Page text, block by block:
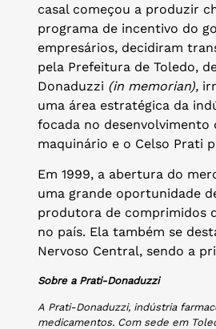
casal começou a produzir
programa de incentivo do
empresários, decidiram
pela Prefeitura de Toledo,
Donaduzzi (in memorian),
uma área estratégica da
focada no
maquinário e o Celso Prati
Em 1999, a abertura do
uma grande oportunidade
produtora de comprimidos
no país. Ela também se
Nervoso Central, sendo a
Sobre a Prati-Donaduzzi
A Prati-Donaduzzi, indústria
medicamentos. Com sede em